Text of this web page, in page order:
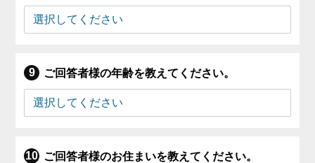
ご回答者様の年齢を教えてください。
ご回答者様のお住まいを教えてください。